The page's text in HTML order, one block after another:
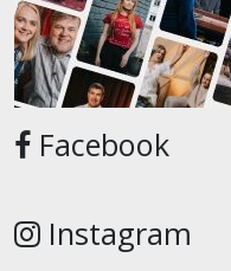
Facebook
Instagram